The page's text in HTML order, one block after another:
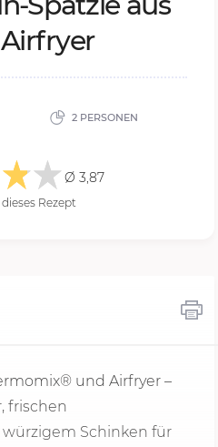
2 PERSONEN
Ø 3,87
Rezept
und Airfryer –
frischen
Schinken für